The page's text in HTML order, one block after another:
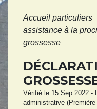
Accueil particuliers
assistance à la
grossesse
Vérifié le 15 Sep 2022 -
administrative